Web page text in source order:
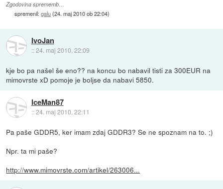
Zgodovina sprememb…
spremenil:galu(24. maj 2010 ob 22:04)
IvoJan
::24. maj 2010, 22:09
kje bo pa našel še eno?? na koncu bo nabavil tisti za 300EUR na
mimovrste xD pomoje je boljse da nabavi 5850.
IceMan87
::24. maj 2010, 22:11
Pa paše GDDR5, ker imam zdaj GDDR3? Se ne spoznam na to. ;)
Npr. ta mi paše?
http://www.mimovrste.com/artikel/263006...